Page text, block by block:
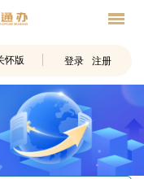
怀版 登录 注册